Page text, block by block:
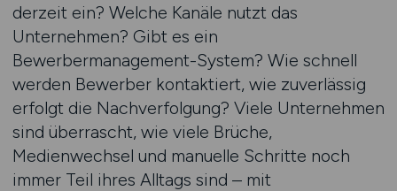
derzeit ein? Welche Kanäle nutzt das
Unternehmen? Gibt es ein
Bewerbermanagement-System? Wie schnell
werden Bewerber kontaktiert, wie zuverlässig
erfolgt die Nachverfolgung? Viele Unternehmen
sind überrascht, wie viele Brüche,
Medienwechsel und manuelle Schritte noch
immer Teil ihres Alltags sind – mit